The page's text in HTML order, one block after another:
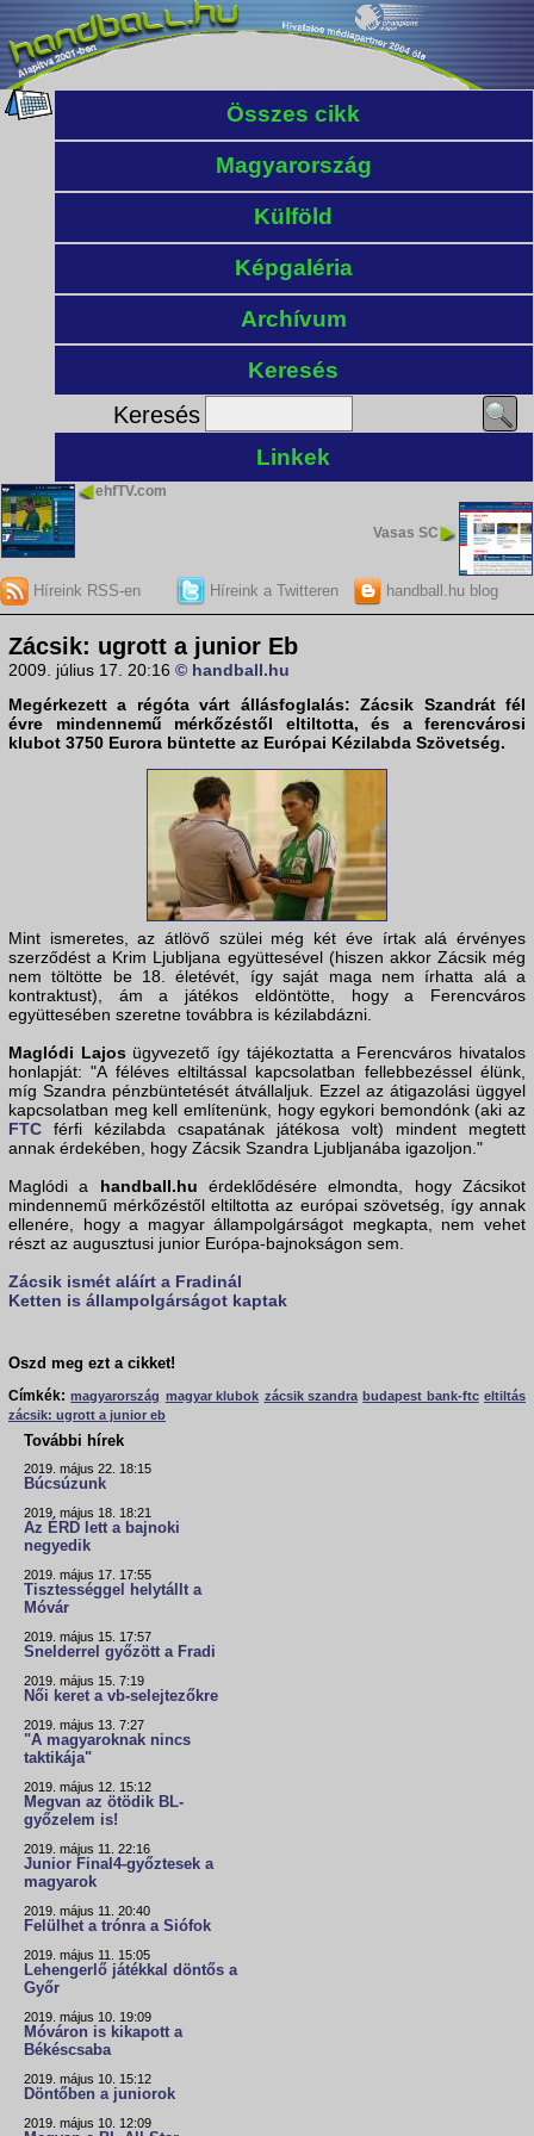
Összes cikk
Magyarország
Külföld
Képgaléria
Archívum
Keresés
Keresés
Linkek
ehfTV.com
Vasas SC
Híreink RSS-en Híreink a Twitteren handball.hu blog
Zácsik: ugrott a junior Eb
2009. július 17. 20:16 © handball.hu
Megérkezett a régóta várt állásfoglalás:Zácsik Szandrátfél
évre mindennemű mérkőzéstől eltiltotta, és a ferencvárosi
klubot 3750 Eurora büntette az Európai Kézilabda Szövetség.
Mint ismeretes, az átlövő szülei még két éve írtak alá érvényes
szerződést a Krim Ljubljana együttesével (hiszen akkor Zácsik még
nem töltötte be 18. életévét, így saját maga nem írhatta alá a
kontraktust), ám a játékos eldöntötte, hogy a Ferencváros
együttesében szeretne továbbra is kézilabdázni.
Maglódi Lajos ügyvezető így tájékoztatta a Ferencváros hivatalos
honlapját: "A féléves eltiltással kapcsolatban fellebbezéssel élünk,
míg Szandra pénzbüntetését átvállaljuk. Ezzel az átigazolási üggyel
kapcsolatban meg kell említenünk, hogy egykori bemondónk (aki az
FTC férfi kézilabda csapatának játékosa volt) mindent megtett
annak érdekében, hogy Zácsik Szandra Ljubljanába igazoljon."
Maglódi a handball.hu érdeklődésére elmondta, hogy Zácsikot
mindennemű mérkőzéstől eltiltotta az európai szövetség, így annak
ellenére, hogy a magyar állampolgárságot megkapta, nem vehet
részt az augusztusi junior Európa-bajnokságon sem.
Zácsik ismét aláírt a Fradinál
Ketten is állampolgárságot kaptak
Oszd meg ezt a cikket!
Címkék: magyarország magyar klubok zácsik szandra budapest bank-ftc eltiltás
zácsik: ugrott a junior eb
További hírek
2019. május 22. 18:15
Búcsúzunk
2019. május 18. 18:21
Az ÉRD lett a bajnoki
negyedik
2019. május 17. 17:55
Tisztességgel helytállt a
Móvár
2019. május 15. 17:57
Snelderrel győzött a Fradi
2019. május 15. 7:19
Női keret a vb-selejtezőkre
2019. május 13. 7:27
"A magyaroknak nincs
taktikája"
2019. május 12. 15:12
Megvan az ötödik BL-
győzelem is!
2019. május 11. 22:16
Junior Final4-győztesek a
magyarok
2019. május 11. 20:40
Felülhet a trónra a Siófok
2019. május 11. 15:05
Lehengerlő játékkal döntős a
Győr
2019. május 10. 19:09
Móváron is kikapott a
Békéscsaba
2019. május 10. 15:12
Döntőben a juniorok
2019. május 10. 12:09